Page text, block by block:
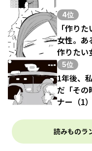
4位
「作り
女性。あ
作りたい
5位
1年後、
だ「その
ナー（1）
読みものラ